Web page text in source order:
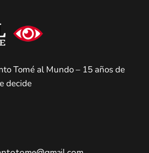
Tomé al Mundo – 15 años de
decide